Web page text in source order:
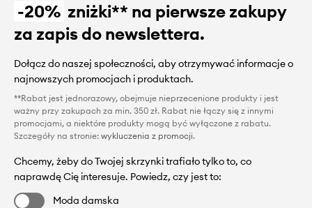
-20% zniżki** na pierwsze zakupy
za zapis do newslettera.
Dołącz do naszej społeczności, aby otrzymywać informacje o
najnowszych promocjach i produktach.
**Rabat jest jednorazowy, obejmuje nieprzecenione produkty i jest
ważny przy zakupach za min. 350 zł. Rabat nie łączy się z innymi
promocjami, a niektóre produkty mogą być wyłączone z rabatu.
Szczegóły na stronie: wykluczenia z promocji.
Chcemy, żeby do Twojej skrzynki trafiało tylko to, co
naprawdę Cię interesuje. Powiedz, czy jest to:
Moda damska